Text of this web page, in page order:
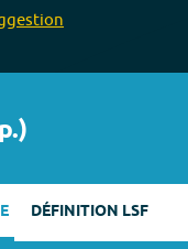
)
DÉFINITION LSF